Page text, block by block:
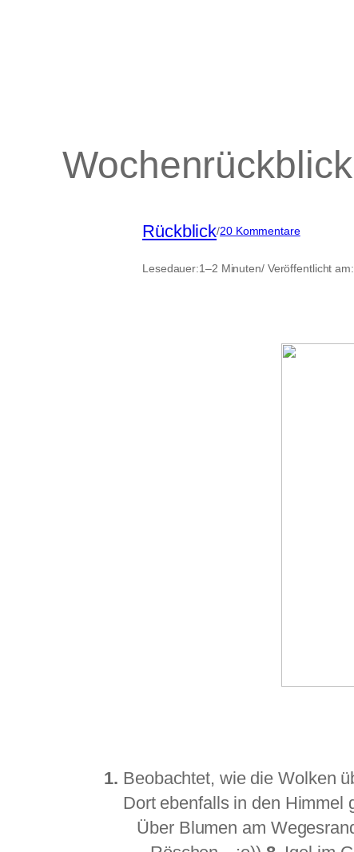
Rückblick/20 Kommentarezu
Bildern
Lesedauer:1–2 Minuten/ Veröffentlicht am:
1. Beobachtet, wie die Wolken
Dort ebenfalls in den Himmel
Über Blumen am